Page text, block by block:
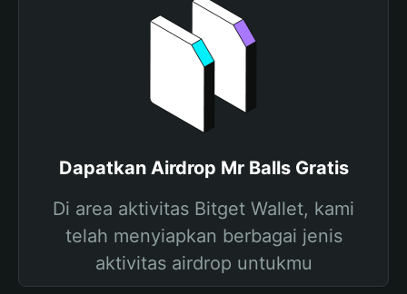
Dapatkan Airdrop Mr Balls Gratis
Di area aktivitas Bitget Wallet, kami
telah menyiapkan berbagai jenis
aktivitas airdrop untukmu